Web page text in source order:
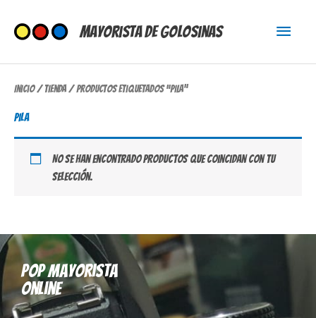
contenido
Mayorista de Golosinas
Menú
Inicio/Tienda/ Productos etiquetados “pila”
pila
No se han encontrado productos que coincidan con tu
selección.
Pop mayorista
online